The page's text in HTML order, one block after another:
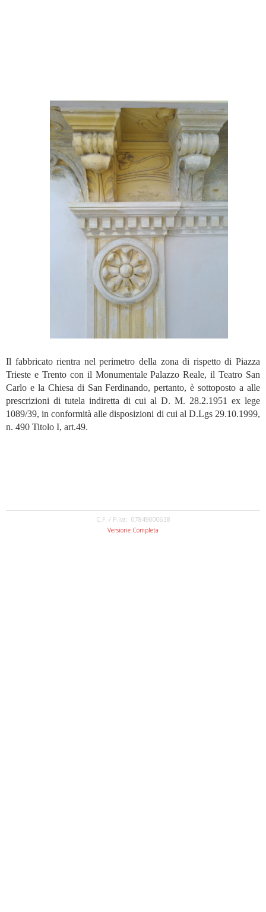
Il fabbricato rientra nel perimetro della zona di rispetto di Piazza
Trieste e Trento con il Monumentale Palazzo Reale, il Teatro San
Carlo e la Chiesa di San Ferdinando, pertanto, è sottoposto a alle
prescrizioni di tutela indiretta di cui al D. M. 28.2.1951 ex lege
1089/39, in conformità alle disposizioni di cui al D.Lgs 29.10.1999,
n. 490 Titolo I, art.49.
C.F. / P.Iva: 07849000638
Versione Completa